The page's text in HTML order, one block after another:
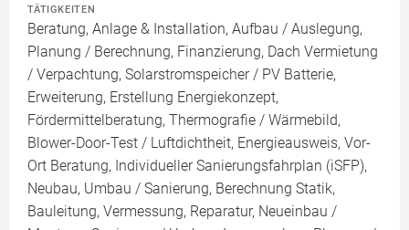
TÄTIGKEITEN
Beratung, Anlage & Installation, Aufbau / Auslegung,
Planung / Berechnung, Finanzierung, Dach Vermietung
/ Verpachtung, Solarstromspeicher / PV Batterie,
Erweiterung, Erstellung Energiekonzept,
Fördermittelberatung, Thermografie / Wärmebild,
Blower-Door-Test / Luftdichtheit, Energieausweis, Vor-
Ort Beratung, Individueller Sanierungsfahrplan (iSFP),
Neubau, Umbau / Sanierung, Berechnung Statik,
Bauleitung, Vermessung, Reparatur, Neueinbau /